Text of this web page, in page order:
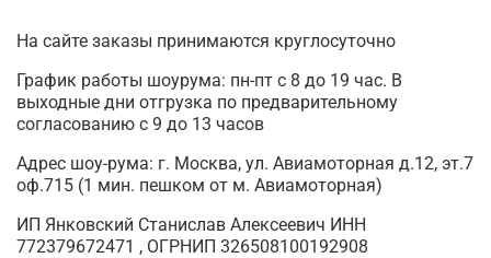
На сайте заказы принимаются круглосуточно
График работы шоурума: пн-пт с 8 до 19 час. В
выходные дни отгрузка по предварительному
согласованию с 9 до 13 часов
Адрес шоу-рума: г. Москва, ул. Авиамоторная д.12, эт.7
оф.715 (1 мин. пешком от м. Авиамоторная)
ИП Янковский Станислав Алексеевич ИНН
772379672471 , ОГРНИП 326508100192908